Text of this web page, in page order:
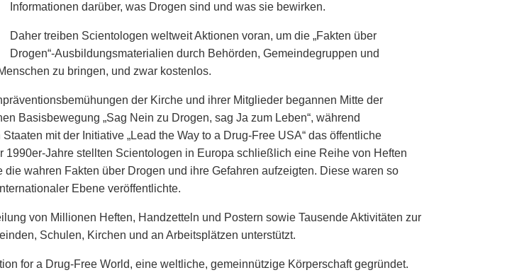
Informationen darüber, was Drogen sind und was sie bewirken.
Daher treiben Scientologen weltweit Aktionen voran, um die „Fakten über
Drogen“-Ausbildungsmaterialien durch Behörden, Gemeindegruppen und
zu bringen, und zwar kostenlos.
der Kirche und ihrer Mitglieder begannen Mitte der
Basisbewegung „Sag Nein zu Drogen, sag Ja zum Leben“, während
mit der Initiative „Lead the Way to a Drug-Free USA“ das öffentliche
1990er-Jahre stellten Scientologen in Europa schließlich eine Reihe von Heften
die wahren Fakten über Drogen und ihre Gefahren aufzeigten. Diese waren so
Ebene veröffentlichte.
von Millionen Heften, Handzetteln und Postern sowie Tausende Aktivitäten zur
Schulen, Kirchen und an Arbeitsplätzen unterstützt.
for a Drug-Free World, eine weltliche, gemeinnützige Körperschaft gegründet.